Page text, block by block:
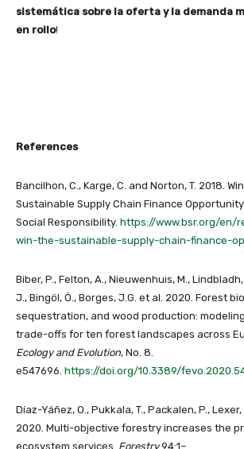
sistemática sobre la oferta y la demanda
en rollo!
References
Bancilhon, C., Karge, C. and Norton, T. 2018.
Sustainable Supply Chain Finance
Social Responsibility. https://www.bsr.org/en/
win-the-sustainable-supply-chain-finance-
Biber, P., Felton, A., Nieuwenhuis, M., Lindbladh,
J., Bingöl, Ö., Borges, J.G. et al. 2020. Forest
sequestration, and wood production:
trade-offs for ten forest landscapes across
Ecology and Evolution, No. 8.
e547696. https://doi.org/10.3389/
Díaz-Yáñez, O., Pukkala, T., Packalen, P., Lexer,
2020. Multi-objective forestry increases the
ecosystem services. Forestry94:1–